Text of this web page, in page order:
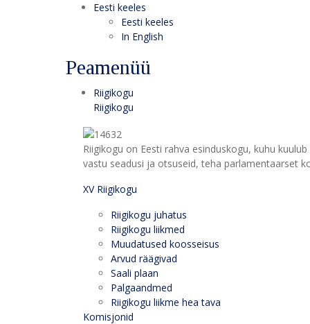
Eesti keeles
Eesti keeles
In English
Peamenüü
Riigikogu
Riigikogu
Riigikogu on Eesti rahva esinduskogu, kuhu
vastu seadusi ja otsuseid, teha parlamentaarset
XV Riigikogu
Riigikogu juhatus
Riigikogu liikmed
Muudatused koosseisus
Arvud räägivad
Saali plaan
Palgaandmed
Riigikogu liikme hea tava
Komisjonid